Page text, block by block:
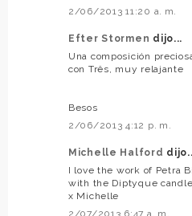
2/06/2013 11:20 a. m.
Efter Stormen dijo...
Una composición
con Três, muy relajante
Besos
2/06/2013 4:12 p. m.
Michelle Halford
I love the work of Petra
with the Diptyque
x Michelle
2/07/2013 6:47 a. m.